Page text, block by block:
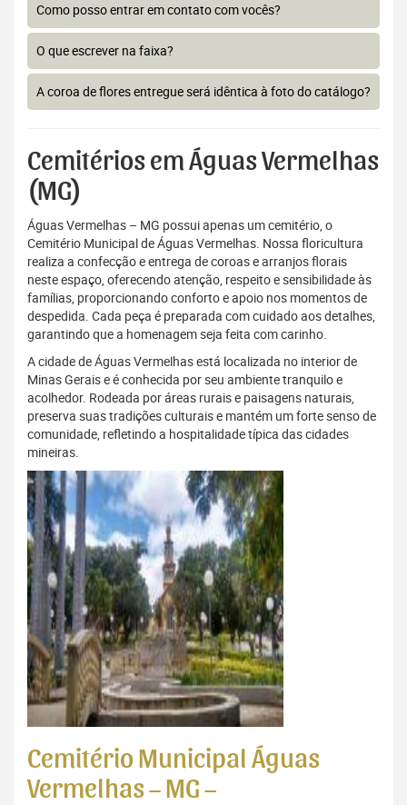
Como posso entrar em contato com vocês?
O que escrever na faixa?
A coroa de flores entregue será idêntica à foto do catálogo?
Cemitérios em Águas Vermelhas
(MG)
Águas Vermelhas – MG possui apenas um cemitério, o
Cemitério Municipal de Águas Vermelhas. Nossa floricultura
realiza a confecção e entrega de coroas e arranjos florais
neste espaço, oferecendo atenção, respeito e sensibilidade às
famílias, proporcionando conforto e apoio nos momentos de
despedida. Cada peça é preparada com cuidado aos detalhes,
garantindo que a homenagem seja feita com carinho.
A cidade de Águas Vermelhas está localizada no interior de
Minas Gerais e é conhecida por seu ambiente tranquilo e
acolhedor. Rodeada por áreas rurais e paisagens naturais,
preserva suas tradições culturais e mantém um forte senso de
comunidade, refletindo a hospitalidade típica das cidades
mineiras.
Cemitério Municipal Águas
Vermelhas – MG –